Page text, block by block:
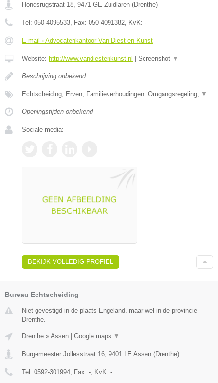
Hondsrugstraat 18 9471 GE Zuidlaren (Drenthe)
Tel: 050-4095533 , Fax: 050-4091382 , KvK: -
E-mail › Advocatenkantoor Van Diest en Kunst
Website: http://www.vandiestenkunst.nl Screenshot ▼
Beschrijving onbekend
Echtscheiding, Erven, Familieverhoudingen, Omgangsregeling, ▼
Openingstijden onbekend
Sociale media:
BEKIJK VOLLEDIG PROFIEL
Bureau Echtscheiding
Niet gevestigd in de plaats Engeland, maar wel in de provincie
Drenthe.
Drenthe » Assen Google maps ▼
Burgemeester Jollesstraat 16, 9401 LE Assen (Drenthe)
Tel: 0592-301994, Fax: -, KvK: -